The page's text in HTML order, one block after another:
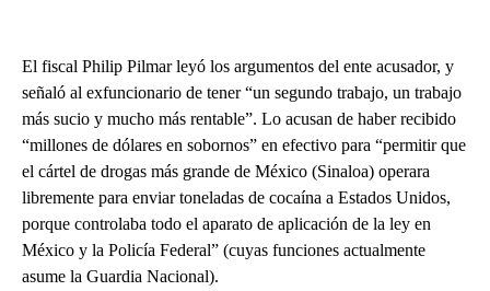
El fiscal Philip Pilmar leyó los argumentos del ente acusador, y
señaló al exfuncionario de tener “un segundo trabajo, un trabajo
más sucio y mucho más rentable”. Lo acusan de haber recibido
“millones de dólares en sobornos” en efectivo para “permitir que
el cártel de drogas más grande de México (Sinaloa) operara
libremente para enviar toneladas de cocaína a Estados Unidos,
porque controlaba todo el aparato de aplicación de la ley en
México y la Policía Federal” (cuyas funciones actualmente
asume la Guardia Nacional).